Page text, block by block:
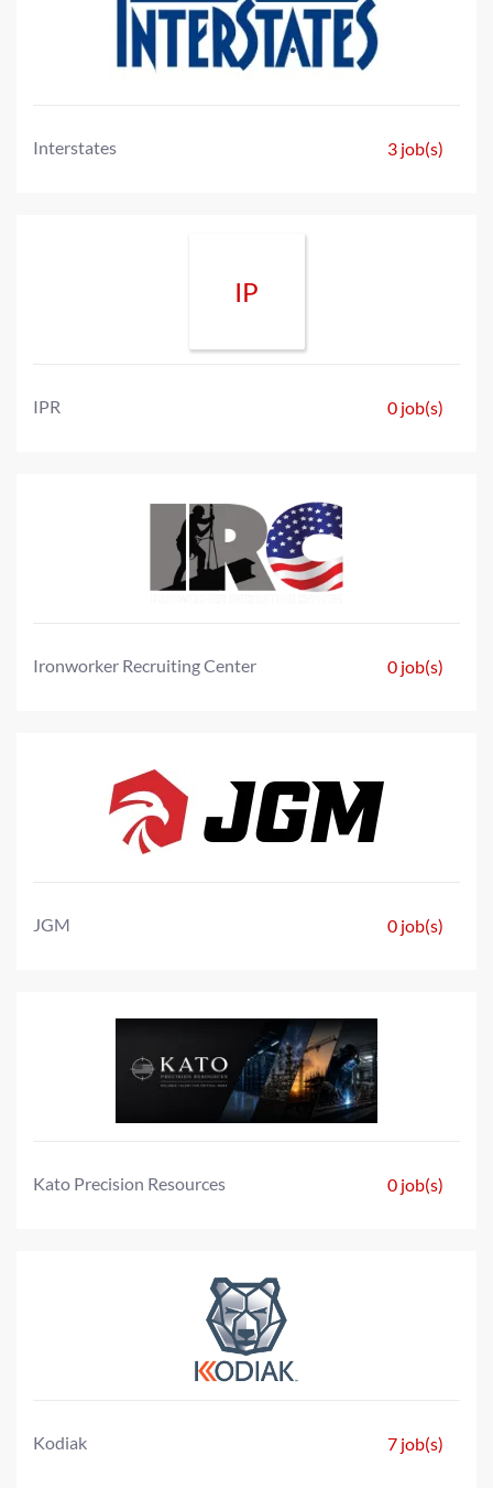
Interstates 3 job(s)
IP
IPR 0 job(s)
Ironworker Recruiting Center 0 job(s)
JGM 0 job(s)
Kato Precision Resources 0 job(s)
Kodiak 7 job(s)